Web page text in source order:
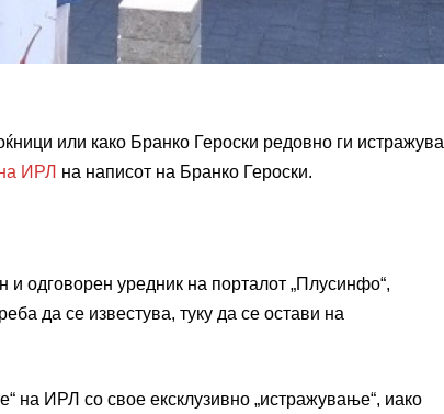
или како Бранко Героски редовно ги истражува
ИРЛ на написот на Бранко Героски.
и одговорен уредник на порталот „Плусинфо“,
да се известува, туку да се остави на
на ИРЛ со свое ексклузивно „истражување“, иако